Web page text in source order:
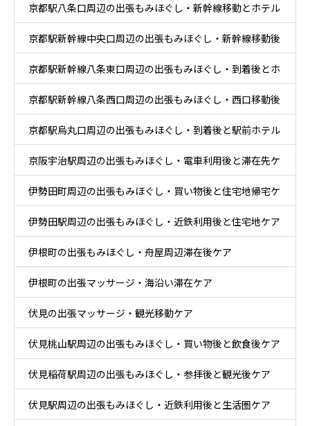
内移動ケア
京都駅八条口周辺の出張もみほぐし・新幹線移動とホテル
滞在ケア
京都駅新幹線中央口周辺の出張もみほぐし・新幹線移動後
と乗換ケア
京都駅新幹線八条東口周辺の出張もみほぐし・到着後とホ
テル休息ケア
京都駅新幹線八条西口周辺の出張もみほぐし・西口移動後
とホテル休息ケア
京都駅烏丸口周辺の出張もみほぐし・到着後と駅前ホテル
ケア
京阪宇治駅周辺の出張もみほぐし・電車利用後と滞在先ケ
ア
伊勢田町周辺の出張もみほぐし・買い物後と住宅地帰宅ケ
ア
伊勢田駅周辺の出張もみほぐし・近鉄利用後と住宅地ケア
伊根町の出張もみほぐし・舟屋周辺滞在後ケア
伊根町の出張マッサージ・海沿い滞在ケア
伏見の出張マッサージ・観光移動ケア
伏見桃山駅周辺の出張もみほぐし・買い物後と飲食後ケア
伏見稲荷駅周辺の出張もみほぐし・参拝後と観光後ケア
伏見駅周辺の出張もみほぐし・近鉄利用後と生活圏ケア